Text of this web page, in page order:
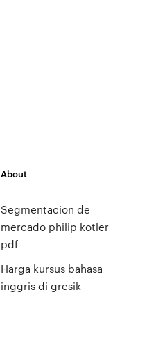
About
Segmentacion de
mercado philip kotler
pdf
Harga kursus bahasa
inggris di gresik